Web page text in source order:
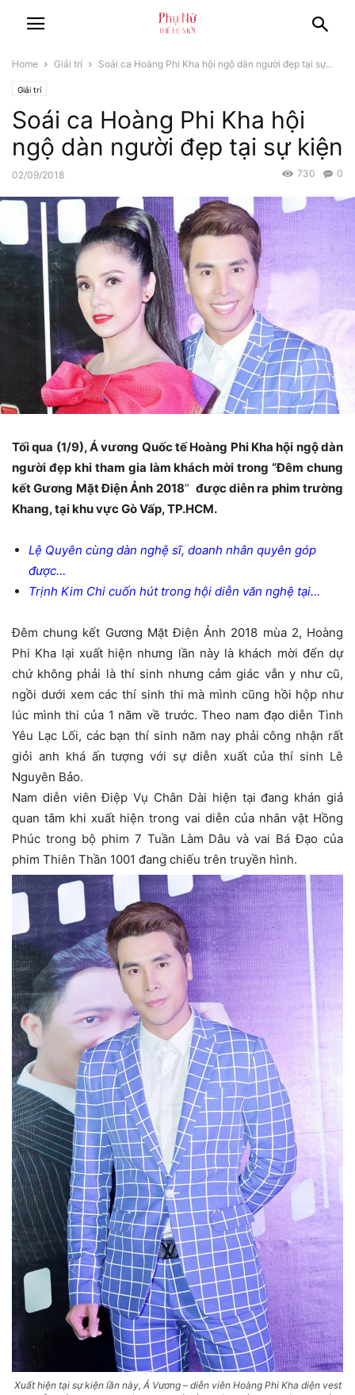
Home Giải trí Soái ca Hoàng Phi Kha hội ngộ dàn người đẹp tại sự...
Giải trí
Soái ca Hoàng Phi Kha hội
ngộ dàn người đẹp tại sự kiện
02/09/2018 0
730
Tối qua (1/9), Á vương Quốc tế Hoàng Phi Kha hội ngộ dàn
người đẹp khi tham gia làm khách mời trong“Đêmchung
kết Gương Mặt Điện Ảnh 2018” được diễn ra phim trường
Khang, tại khu vực Gò Vấp, TP.HCM.
Lệ Quyên cùng dàn nghệ sĩ, doanh nhân quyên góp
được…
Trịnh Kim Chi cuốn hút trong hội diễn văn nghệ tại…
Đêm chung kết Gương Mặt Điện Ảnh 2018 mùa 2, Hoàng
Phi Kha lại xuất hiện nhưng lần này là khách mời đến dự
chứ không phải là thí sinh nhưng cảm giác vẫn y như cũ,
ngồi dưới xem các thí sinh thi mà mình cũng hồi hộp như
lúc mình thi của 1 năm về trước. Theo nam đạo diễn Tình
Yêu Lạc Lối, các bạn thí sinh năm nay phải công nhận rất
giỏi anh khá ấn tượng với sự diễn xuất của thí sinh Lê
Nguyên Bảo.
Nam diễn viên Điệp Vụ Chân Dài hiện tại đang khán giả
quan tâm khi xuất hiện trong vai diễn của nhân vật Hồng
Phúc trong bộ phim 7 Tuần Làm Dâu và vai Bá Đạo của
phim Thiên Thần 1001 đang chiếu trên truyền hình.
Xuất hiện tại sự kiện lần này, Á Vương – diễn viên Hoàng Phi Kha diện vest